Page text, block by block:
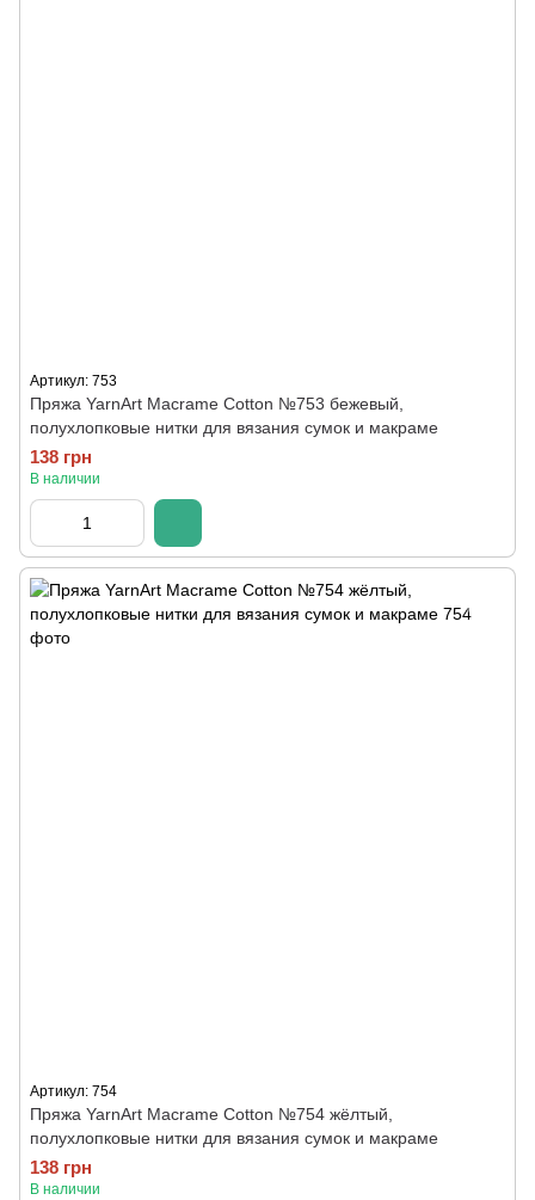
Артикул: 753
Пряжа YarnArt Macrame Cotton №753 бежевый,
полухлопковые нитки для вязания сумок и макраме
138 грн
В наличии
Артикул: 754
Пряжа YarnArt Macrame Cotton №754 жёлтый,
полухлопковые нитки для вязания сумок и макраме
138 грн
В наличии